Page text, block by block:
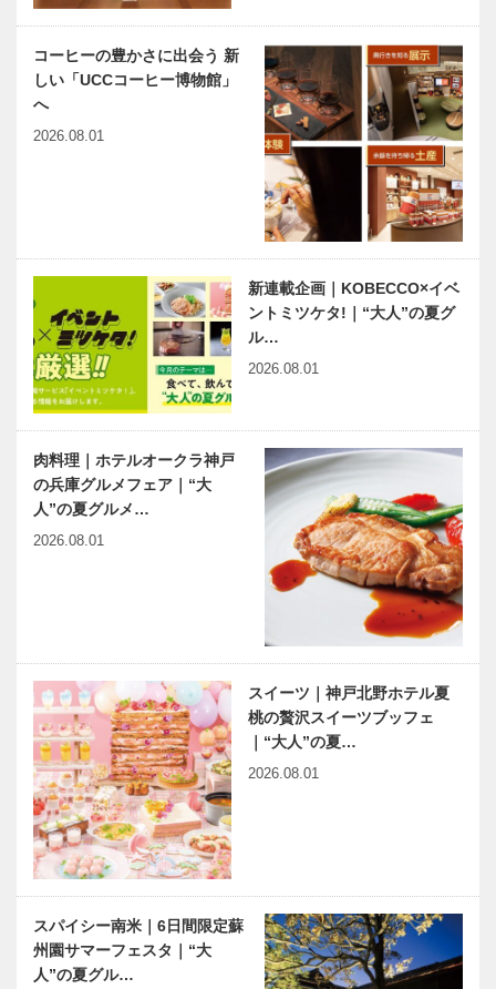
コーヒーの豊かさに出会う 新
しい「UCCコーヒー博物館」
へ
2026.08.01
新連載企画｜KOBECCO×イベ
ントミツケタ!｜“大人”の夏グ
ル…
2026.08.01
肉料理｜ホテルオークラ神戸
の兵庫グルメフェア｜“大
人”の夏グルメ…
2026.08.01
スイーツ｜神戸北野ホテル夏
桃の贅沢スイーツブッフェ
｜“大人”の夏…
2026.08.01
スパイシー南米｜6日間限定蘇
州園サマーフェスタ｜“大
人”の夏グル…